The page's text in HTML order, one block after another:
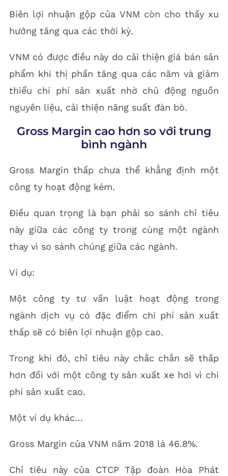
Biên lợi nhuận gộp của VNM còn cho thấy xu
hướng tăng qua các thời kỳ.
VNM có được điều này do cải thiện giá bán sản
phẩm khi thị phần tăng qua các năm và giảm
thiểu chi phí sản xuất nhờ chủ động nguồn
nguyên liệu, cải thiện năng suất đàn bò.
Gross Margin cao hơn so với trung
bình ngành
Gross Margin thấp chưa thể khẳng định một
công ty hoạt động kém.
Điều quan trọng là bạn phải so sánh chỉ tiêu
này giữa các công ty trong cùng một ngành
thay vì so sánh chúng giữa các ngành.
Ví dụ:
Một công ty tư vấn luật hoạt động trong
ngành dịch vụ có đặc điểm chi phí sản xuất
thấp sẽ có biên lợi nhuận gộp cao.
Trong khi đó, chỉ tiêu này chắc chắn sẽ thấp
hơn đối với một công ty sản xuất xe hơi vì chi
phí sản xuất cao.
Một ví dụ khác…
Gross Margin của VNM năm 2018 là 46.8%.
Chỉ tiêu này của CTCP Tập đoàn Hòa Phát